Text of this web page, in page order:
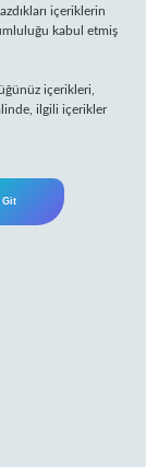
içeriklerin
kabul etmiş
içerikleri,
ilgili içerikler